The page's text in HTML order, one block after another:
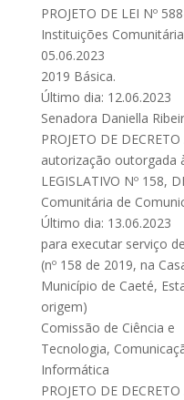
PROJETO DE LEI Nº
Instituições
05.06.2023
2019 Básica.
Último dia: 12.06.2023
Senadora Daniella
PROJETO DE
autorização outorgada
LEGISLATIVO Nº 158,
Comunitária de
Último dia: 13.06.2023
para executar serviço
(nº 158 de 2019, na
Município de Caeté,
origem)
Comissão de Ciência e
Tecnologia,
Informática
PROJETO DE